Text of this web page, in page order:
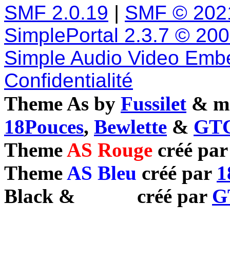
SMF 2.0.19 | SMF ©
SimplePortal 2.3.7 ©
Simple Audio Video
Confidentialité
Theme As by Fussilet &
18Pouces, Bewlette &
ThemeAS Rouge créé
ThemeAS Bleu créé par
Black & créé par